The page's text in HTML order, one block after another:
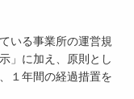
いる事業所の運営規
」に加え、原則とし
１年間の経過措置を